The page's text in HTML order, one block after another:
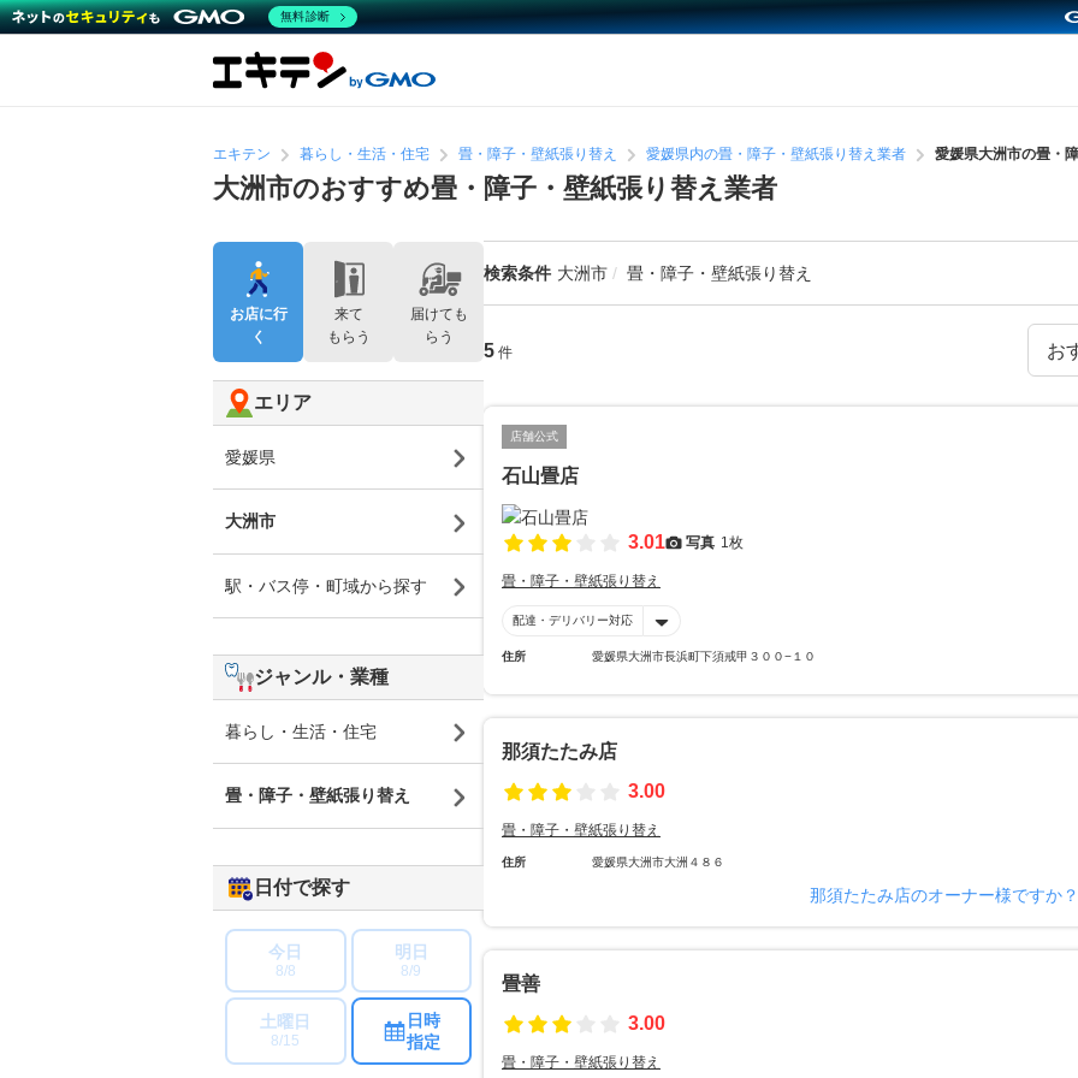
エキテン 暮らし・生活・住宅 畳・障子・壁紙張り替え 愛媛県内の畳・障子・壁紙張り替え業者 愛媛県大洲市の畳・
大洲市のおすすめ畳・障子・壁紙張り替え業者
検索条件 大洲市 畳・障子・壁紙張り替え
5 件
店舗公式
石山畳店
3.01 写真 1枚
畳・障子・壁紙張り替え
配達・デリバリー対応
住所 愛媛県大洲市長浜町下須戒甲３００−１０
那須たたみ店
3.00
畳・障子・壁紙張り替え
住所 愛媛県大洲市大洲４８６
那須たたみ店のオーナー様ですか？
畳善
3.00
畳・障子・壁紙張り替え
お店に行
く
来て
もらう
届けても
らう
エリア
愛媛県
大洲市
駅・バス停・町域から探す
ジャンル・業種
暮らし・生活・住宅
畳・障子・壁紙張り替え
日付で探す
今日
8/8
明日
8/9
土曜日
8/15
日時
指定
無料診断